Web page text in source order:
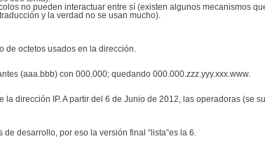
no pueden interactuar entre sí (existen algunos mecanismos
y la verdad no se usan mucho).
de octetos usados en la dirección.
(aaa.bbb) con 000.000; quedando 000.000.zzz.yyy.xxx.www.
dirección IP. A partir del 6 de Junio de 2012, las operadoras (se
desarrollo, por eso la versión final “lista”es la 6.